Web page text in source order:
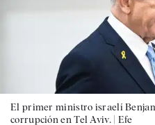
El primer ministro israelí
corrupción en Tel Aviv. | Efe